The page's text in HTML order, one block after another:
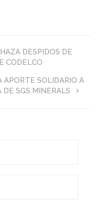
DESPIDOS DE
CODELCO
APORTE SOLIDARIO A
SGS MINERALS